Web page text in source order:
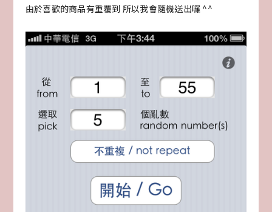
由於喜歡的商品有重覆到 所以我會隨機送出囉 ^^